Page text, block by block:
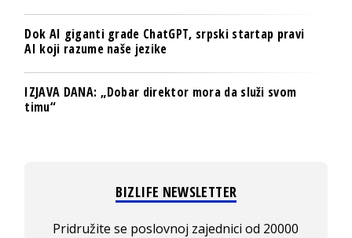
Dok AI giganti grade ChatGPT, srpski startap pravi
AI koji razume naše jezike
IZJAVA DANA: „Dobar direktor mora da služi svom
timu“
BIZLIFE NEWSLETTER
Pridružite se poslovnoj zajednici od 20000